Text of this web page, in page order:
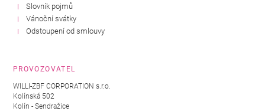
Slovník pojmů
Vánoční svátky
Odstoupení od smlouvy
PROVOZOVATEL
WILLI-ZBF CORPORATION s.r.o.
Kolínská 502
Kolín - Sendražice